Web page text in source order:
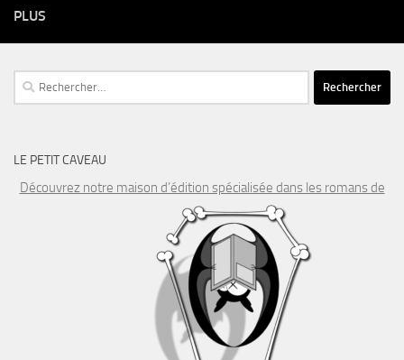
PLUS
Rechercher :
LE PETIT CAVEAU
Découvrez notre maison d’édition spécialisée dans les romans de